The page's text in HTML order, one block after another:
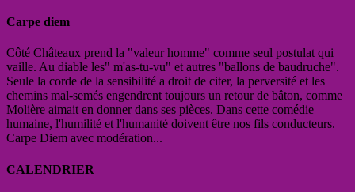
Carpe diem
Côté Châteaux prend la "valeur homme" comme seul postulat qui
vaille. Au diable les" m'as-tu-vu" et autres "ballons de baudruche".
Seule la corde de la sensibilité a droit de citer, la perversité et les
chemins mal-semés engendrent toujours un retour de bâton, comme
Molière aimait en donner dans ses pièces. Dans cette comédie
humaine, l'humilité et l'humanité doivent être nos fils conducteurs.
Carpe Diem avec modération...
CALENDRIER